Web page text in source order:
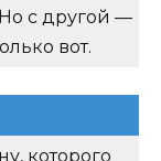
с другой —
вот.
которого